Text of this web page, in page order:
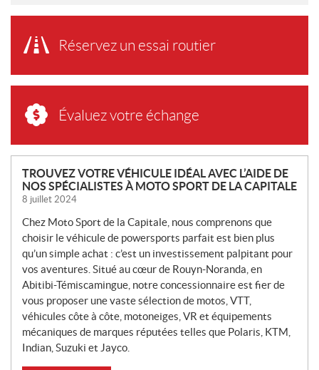
Réservez un essai routier
Évaluez votre échange
N
O
U
V
E
L
L
E
S
TROUVEZ VOTRE VÉHICULE IDÉAL AVEC L’AIDE DE
NOS SPÉCIALISTES À MOTO SPORT DE LA CAPITALE
8 juillet 2024
Chez Moto Sport de la Capitale, nous comprenons que
choisir le véhicule de powersports parfait est bien plus
qu’un simple achat : c’est un investissement palpitant pour
vos aventures. Situé au cœur de Rouyn-Noranda, en
Abitibi-Témiscamingue, notre concessionnaire est fier de
vous proposer une vaste sélection de motos, VTT,
véhicules côte à côte, motoneiges, VR et équipements
mécaniques de marques réputées telles que Polaris, KTM,
Indian, Suzuki et Jayco.